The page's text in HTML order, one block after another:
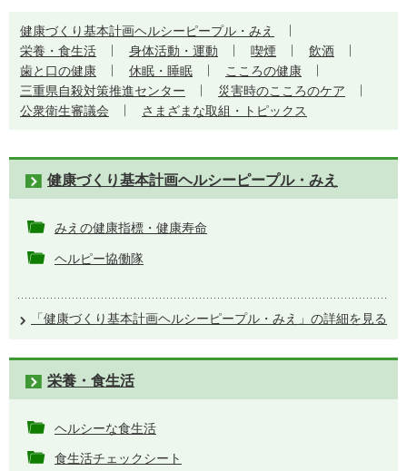
健康づくり基本計画ヘルシーピープル・みえ
栄養・食生活
身体活動・運動 喫煙
飲酒
歯と口の健康
休眠・睡眠
こころの健康
三重県自殺対策推進センター
災害時のこころのケア
公衆衛生審議会
さまざまな取組・トピックス
健康づくり基本計画ヘルシーピープル・みえ
みえの健康指標・健康寿命
ヘルピー協働隊
「健康づくり基本計画ヘルシーピープル・みえ」の詳細を見る
栄養・食生活
ヘルシーな食生活
食生活チェックシート